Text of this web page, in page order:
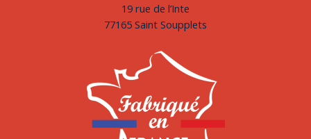
19 rue de l’Inte
77165 Saint Soupplets